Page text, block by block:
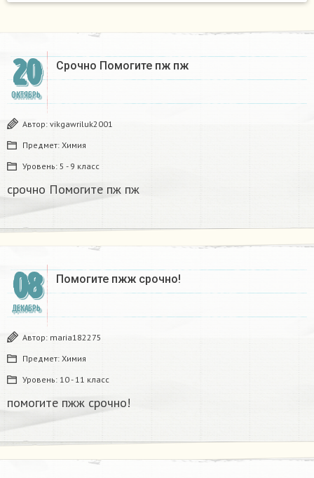
20
ОКТЯБРЬ
Срочно Помогите пж пж ​
Автор: vikgawriluk2001
Предмет: Химия
Уровень: 5 - 9 класс
срочно Помогите пж пж ​
08
ДЕКАБРЬ
Помогите пжж срочно!​
Автор: maria182275
Предмет: Химия
Уровень: 10 - 11 класс
помогите пжж срочно!​